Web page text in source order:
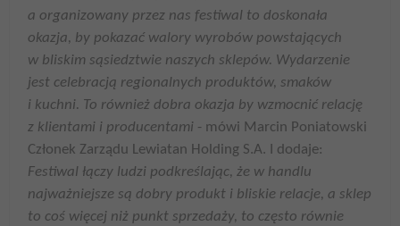
a organizowany przez nas festiwal to doskonała
okazja, by pokazać walory wyrobów powstających
w bliskim sąsiedztwie naszych sklepów. Wydarzenie
jest celebracją regionalnych produktów, smaków
i kuchni. To również dobra okazja by wzmocnić relację
z klientami i producentami - mówi Marcin Poniatowski
Członek Zarządu Lewiatan Holding S.A. I dodaje:
Festiwal łączy ludzi podkreślając, że w handlu
najważniejsze są dobry produkt i bliskie relacje, a sklep
to coś więcej niż punkt sprzedaży, to często równie